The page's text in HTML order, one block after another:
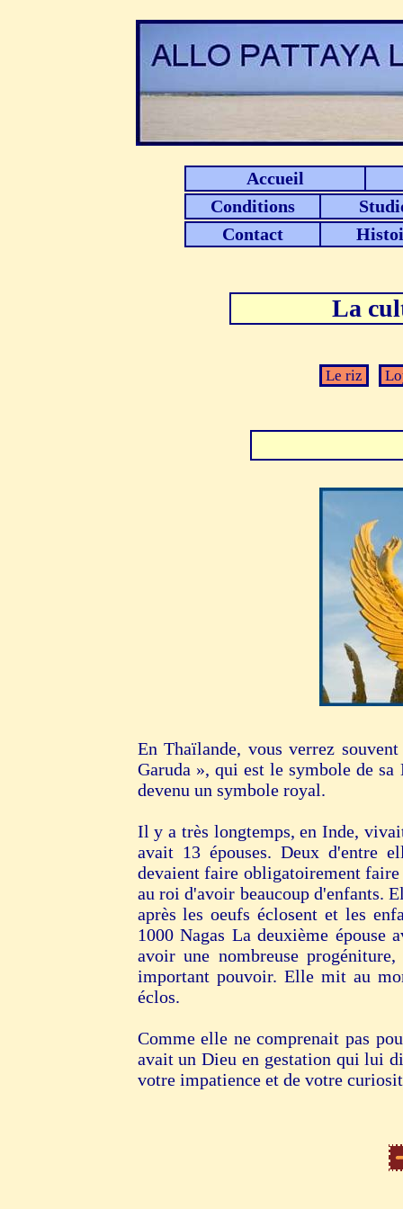
Accueil
Conditions
Contact
La
Le riz
En Thaïlande, vous verrez
Garuda », qui est le symbole de
devenu un symbole royal.
Il y a très longtemps, en Inde,
avait 13 épouses. Deux d'entre
devaient faire obligatoirement faire
au roi d'avoir beaucoup d'enfants.
après les oeufs éclosent et les
1000 Nagas La deuxième
avoir une nombreuse
important pouvoir. Elle mit au
éclos.
Comme elle ne comprenait pas
avait un Dieu en gestation qui lui
votre impatience et de votre